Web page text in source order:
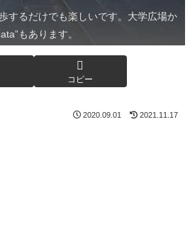
するだけでも楽しいです。大学広場か
もあります。
コピー
2020.09.01 2021.11.17